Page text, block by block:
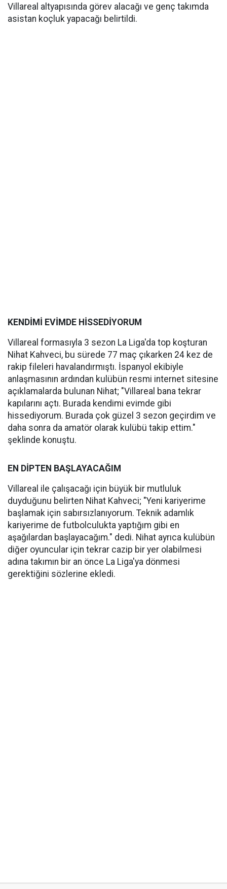
Villareal altyapısında görev alacağı ve genç takımda
asistan koçluk yapacağı belirtildi.
KENDİMİ EVİMDE HİSSEDİYORUM
Villareal formasıyla 3 sezon La Liga'da top koşturan
Nihat Kahveci, bu sürede 77 maç çıkarken 24 kez de
rakip fileleri havalandırmıştı. İspanyol ekibiyle
anlaşmasının ardından kulübün resmi internet sitesine
açıklamalarda bulunan Nihat; "Villareal bana tekrar
kapılarını açtı. Burada kendimi evimde gibi
hissediyorum. Burada çok güzel 3 sezon geçirdim ve
daha sonra da amatör olarak kulübü takip ettim."
şeklinde konuştu.
EN DİPTEN BAŞLAYACAĞIM
Villareal ile çalışacağı için büyük bir mutluluk
duyduğunu belirten Nihat Kahveci; "Yeni kariyerime
başlamak için sabırsızlanıyorum. Teknik adamlık
kariyerime de futbolculukta yaptığım gibi en
aşağılardan başlayacağım." dedi. Nihat ayrıca kulübün
diğer oyuncular için tekrar cazip bir yer olabilmesi
adına takımın bir an önce La Liga'ya dönmesi
gerektiğini sözlerine ekledi.